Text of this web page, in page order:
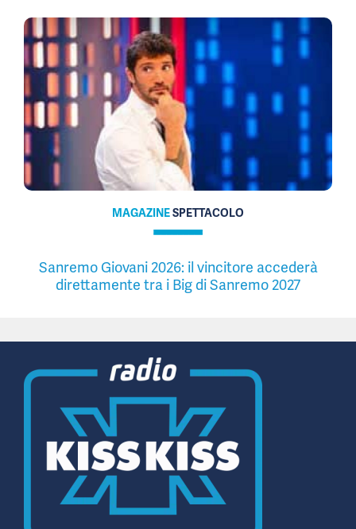
MAGAZINESPETTACOLO
Sanremo Giovani 2026: il vincitore accederà
direttamente tra i Big di Sanremo 2027